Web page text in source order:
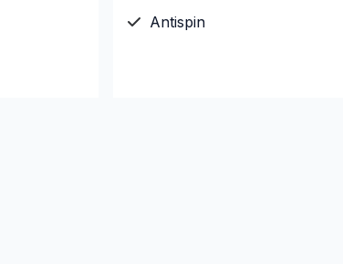
Antispin